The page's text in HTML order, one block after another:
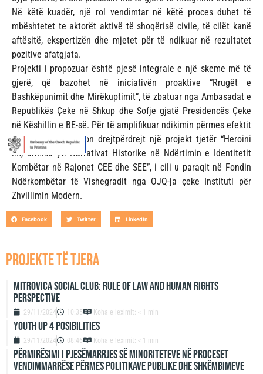
Në këtë kuadër, një rol vendimtar në këtë proces duhet të
mbështetet te aktorët aktivë të shoqërisë civile, të cilët kanë
aftësitë, ekspertizën dhe mjetet për të ndikuar në rezultatet
pozitive afatgjata.
Projekti i propozuar është pjesë integrale e një skeme më të
gjerë, që bazohet në iniciativën proaktive “Rrugët e
Bashkëpunimit dhe Mirëkuptimit”, të zbatuar nga Ambasadat e
Republikës Çeke në Shkup dhe Sofje gjatë Presidencës Çeke
në Këshillin e BE-së. Për të amplifikuar ndikimin përmes efektit
sinergjik, ai plotëson drejtpërdrejt një projekt tjetër “Heroini
im, armiku yt: Narrativat Historike në Ndërtimin e Identitetit
Kombëtar në Rajonet CEE dhe SEE”, i cili u paraqit në Fondin
Ndërkombëtar të Vishegradit nga OJQ-ja çeke Instituti për
Zhvillimin Modern.
Facebook Twitter LinkedIn
projekte të tjera
Mitrovica Social Club: Rule of Law and Human Rights
Perspective
29/11/2024 10:35 Koha e leximit: < 1 min
Youth up 4 Posibilities
29/11/2024 08:46 Koha e leximit: < 1 min
Përmirësimi i Pjesëmarrjes së Minoriteteve në Proceset
Vendimmarrëse përmes Politikave Publike dhe Shkëmbimeve